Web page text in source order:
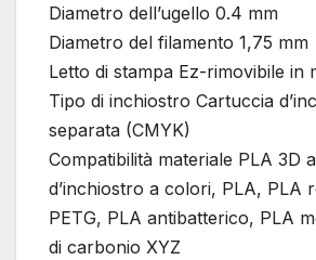
Diametro dell’ugello 0.4 mm
Diametro del filamento 1,75 mm
Letto di stampa Ez-rimovibile in
Tipo di inchiostro Cartuccia
separata (CMYK)
Compatibilità materiale PLA 3D
d’inchiostro a colori, PLA, PLA
PETG, PLA antibatterico, PLA
di carbonio XYZ